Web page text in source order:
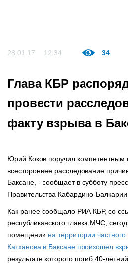
28.01.17 12:34 34
Глава КБР
провести
факту взрыва в
Юрий Коков поручил компетентным
всестороннее расследование
Баксане, - сообщает в субботу
Правительства Кабардино-Балкарии.
Как ранее сообщало РИА КБР, со
республиканского главка МЧС,
помещении на территории
Катханова в Баксане произошел
результате которого погиб 40-